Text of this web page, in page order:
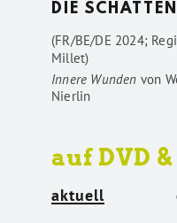
DIE
(FR/BE/DE 2024;
Millet)
Innere Wunden von
Nierlin
auf DVD &
aktuell